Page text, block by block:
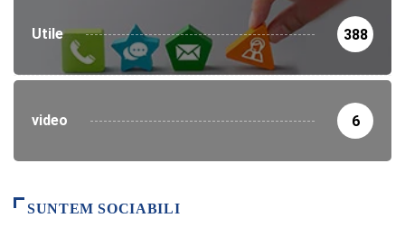
Utile 388
video 6
SUNTEM SOCIABILI